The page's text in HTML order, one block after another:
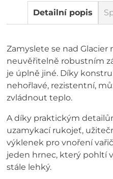
Detailní popis
Zamyslete se nad
neuvěřitelně robustním
je úplně jiné. Díky
nehořlavé, rezistentní,
zvládnout teplo.
A díky praktickým
uzamykací rukojeť,
výklenek pro vnoření
jeden hrnec, který pohltí
stále lehký.